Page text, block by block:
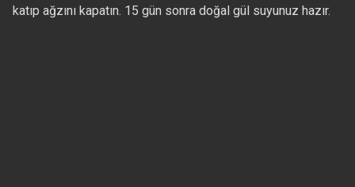
katıp ağzını kapatın. 15 gün sonra doğal gül suyunuz hazır.